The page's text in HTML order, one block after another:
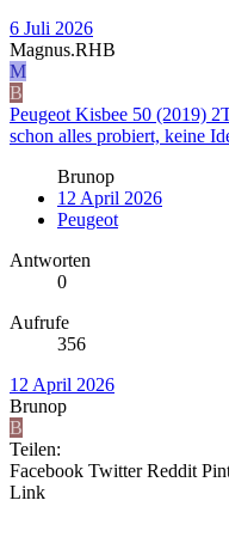
6 Juli 2026
Magnus.RHB
M
B
Peugeot Kisbee 50 (2019)
schon alles probiert, keine
Brunop
12 April 2026
Peugeot
Antworten
0
Aufrufe
356
12 April 2026
Brunop
B
Teilen:
Facebook Twitter Reddit
Link